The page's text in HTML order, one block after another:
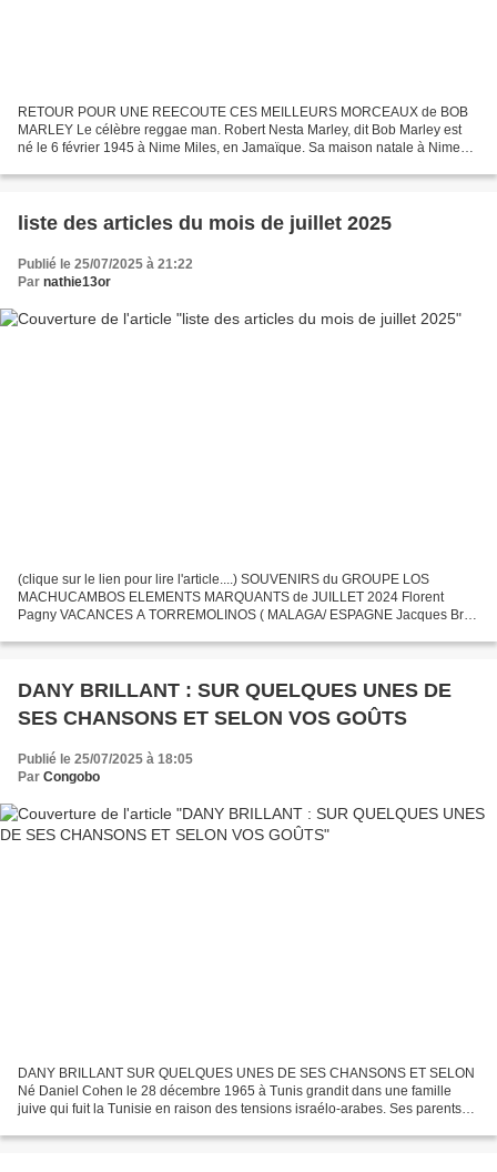
RETOUR POUR UNE REECOUTE CES MEILLEURS MORCEAUX de BOB
MARLEY Le célèbre reggae man. Robert Nesta Marley, dit Bob Marley est
né le 6 février 1945 à Nime Miles, en Jamaïque. Sa maison natale à Nime
liste des articles du mois de juillet 2025
Publié le 25/07/2025 à 21:22
Par nathie13or
(clique sur le lien pour lire l'article....) SOUVENIRS du GROUPE LOS
MACHUCAMBOS ELEMENTS MARQUANTS de JUILLET 2024 Florent
Pagny VACANCES A TORREMOLINOS ( MALAGA/ ESPAGNE Jacques Brel
Marley...
DANY BRILLANT : SUR QUELQUES UNES DE
SES CHANSONS ET SELON VOS GOÛTS
Publié le 25/07/2025 à 18:05
Par Congobo
DANY BRILLANT SUR QUELQUES UNES DE SES CHANSONS ET SELON
Né Daniel Cohen le 28 décembre 1965 à Tunis grandit dans une famille
juive qui fuit la Tunisie en raison des tensions israélo-arabes. Ses parents